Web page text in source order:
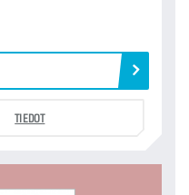
TIEDOT